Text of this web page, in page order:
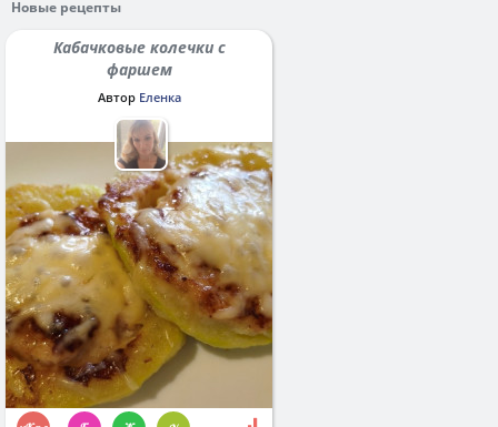
Новые рецепты
Кабачковые колечки с
фаршем
Автор Еленка